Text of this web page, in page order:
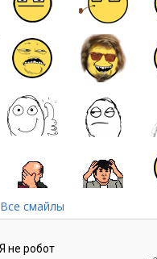
Все смайлы